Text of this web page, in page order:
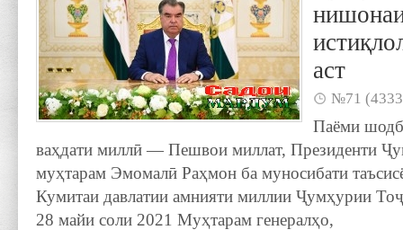
аст
№71
Паёми
ваҳдати миллӣ — Пешвои миллат, Президенти
муҳтарам Эмомалӣ Раҳмон ба муносибати
Кумитаи давлатии амнияти миллии Ҷумҳурии
28 майи соли 2021 Муҳтарам генералҳо,